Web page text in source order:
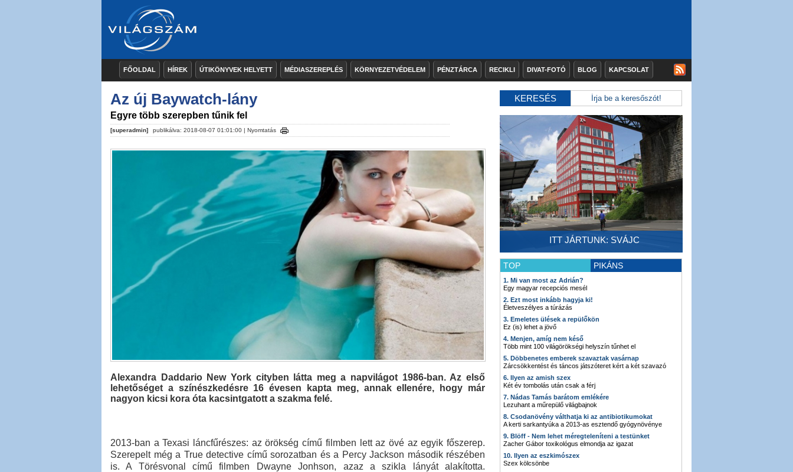
FŐOLDAL HÍREK ÚTIKÖNYVEK HELYETT MÉDIASZEREPLÉS KÖRNYEZETVÉDELEM PÉNZTÁRCA RECIKLI DIVAT-FOTÓ BLOG KAPCSOLAT
Az új Baywatch-lány
Egyre több szerepben tűnik fel
[superadmin] publikálva: 2018-08-07 01:01:00 | Nyomtatás
Alexandra Daddario New York cityben látta meg a napvilágot 1986-ban. Az első
lehetőséget a színészkedésre 16 évesen kapta meg, annak ellenére, hogy már
nagyon kicsi kora óta kacsintgatott a szakma felé.
2013-ban a Texasi láncfűrészes: az örökség című filmben lett az övé az egyik főszerep.
Szerepelt még a True detective című sorozatban és a Percy Jackson második részében
is. A Törésvonal című filmben Dwayne Jonhson, azaz a szikla lányát alakította.
KERESÉS
ITT JÁRTUNK: SVÁJC
TOP PIKÁNS
1. Mi van most az Adrián?
Egy magyar recepciós mesél
2. Ezt most inkább hagyja ki!
Életveszélyes a túrázás
3. Emeletes ülések a repülőkön
Ez (is) lehet a jövő
4. Menjen, amíg nem késő
Több mint 100 világörökségi helyszín tűnhet el
5. Döbbenetes emberek szavaztak vasárnap
Zárcsökkentést és táncos játszóteret kért a két szavazó
6. Ilyen az amish szex
Két év tombolás után csak a férj
7. Nádas Tamás barátom emlékére
Lezuhant a műrepülő világbajnok
8. Csodanövény válthatja ki az antibiotikumokat
A kerti sarkantyúka a 2013-as esztendő gyógynövénye
9. Blöff - Nem lehet méregteleníteni a testünket
Zacher Gábor toxikológus elmondja az igazat
10. Ilyen az eszkimószex
Szex kölcsönbe